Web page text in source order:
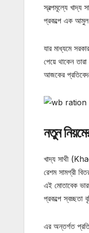
স্বল্পমূল্যে খাদ্য
প্রকল্পে এক আমুল
যার মাধ্যমে
পেয়ে থাকেন তারা
আজকের
নতুন
খাদ্য সাথী
রেশম সামগ্রী
এই মোতাবেক
প্রকল্পে স্বচ্ছতা
এর অন্তর্গত